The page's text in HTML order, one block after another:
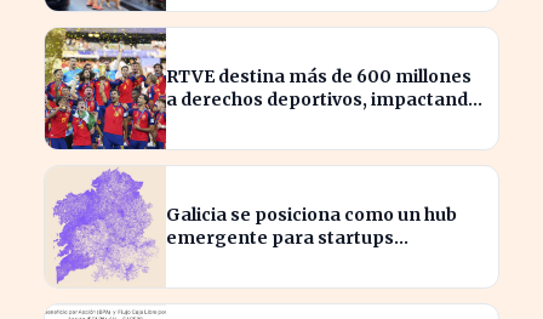
RTVE destina más de 600 millones
a derechos deportivos, impactando
Galicia se posiciona como un hub
emergente para startups